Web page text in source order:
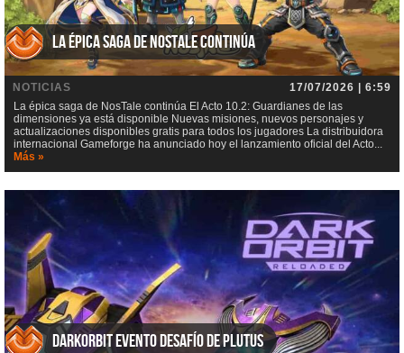
La épica saga de NosTale continúa
NOTICIAS
17/07/2026 | 6:59
La épica saga de NosTale continúa El Acto 10.2: Guardianes de las
dimensiones ya está disponible Nuevas misiones, nuevos personajes y
actualizaciones disponibles gratis para todos los jugadores La distribuidora
internacional Gameforge ha anunciado hoy el lanzamiento oficial del Acto...
Más »
DarkOrbit Evento Desafío de Plutus